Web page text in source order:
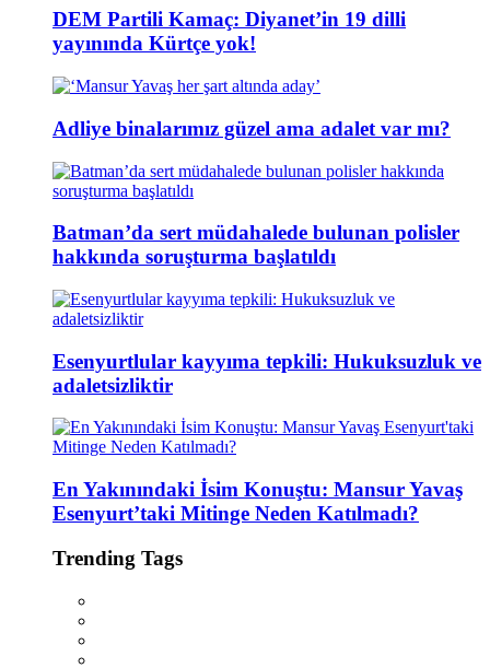
DEM Partili Kamaç: Diyanet’in 19 dilli
yayınında Kürtçe yok!
Adliye binalarımız güzel ama adalet var mı?
Batman’da sert müdahalede bulunan polisler
hakkında soruşturma başlatıldı
Esenyurtlular kayyıma tepkili: Hukuksuzluk ve
adaletsizliktir
En Yakınındaki İsim Konuştu: Mansur Yavaş
Esenyurt’taki Mitinge Neden Katılmadı?
Trending Tags